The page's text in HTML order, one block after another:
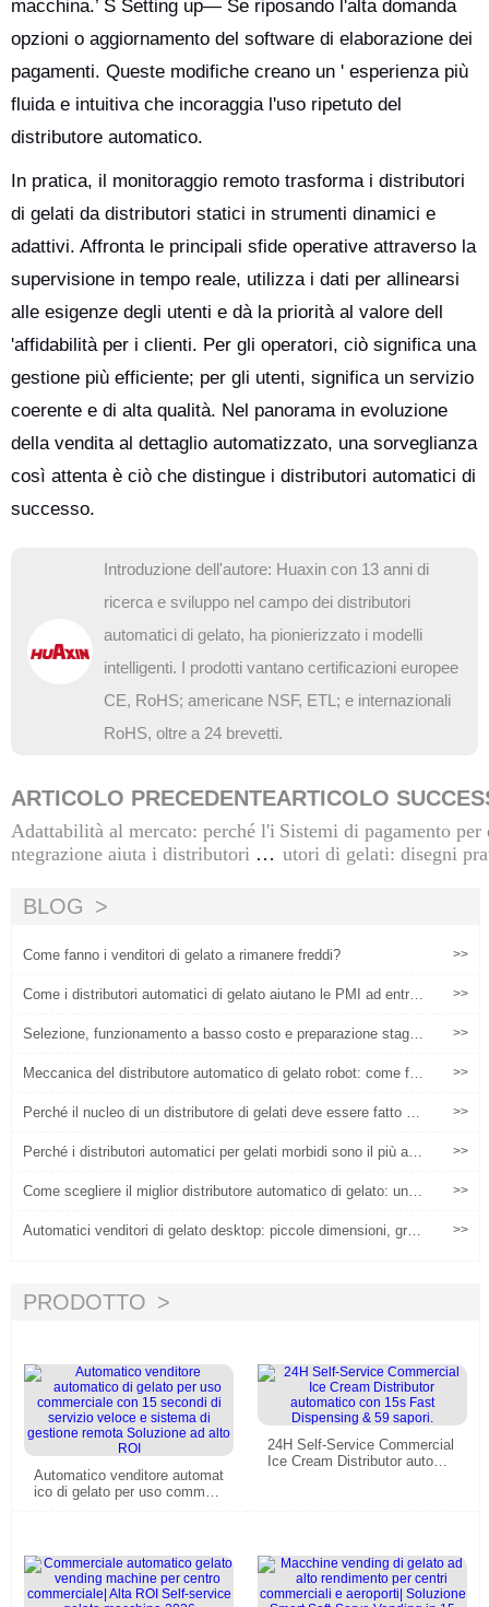
macchina.’ S Setting up— Se riposando l'alta domanda
opzioni o aggiornamento del software di elaborazione dei
pagamenti. Queste modifiche creano un ' esperienza più
fluida e intuitiva che incoraggia l'uso ripetuto del
distributore automatico.
In pratica, il monitoraggio remoto trasforma i distributori
di gelati da distributori statici in strumenti dinamici e
adattivi. Affronta le principali sfide operative attraverso la
supervisione in tempo reale, utilizza i dati per allinearsi
alle esigenze degli utenti e dà la priorità al valore dell
'affidabilità per i clienti. Per gli operatori, ciò significa una
gestione più efficiente; per gli utenti, significa un servizio
coerente e di alta qualità. Nel panorama in evoluzione
della vendita al dettaglio automatizzato, una sorveglianza
così attenta è ciò che distingue i distributori automatici di
successo.
Introduzione dell'autore: Huaxin con 13 anni di
ricerca e sviluppo nel campo dei distributori
automatici di gelato, ha pionierizzato i modelli
intelligenti. I prodotti vantano certificazioni europee
CE, RoHS; americane NSF, ETL; e internazionali
RoHS, oltre a 24 brevetti.
ARTICOLO PRECEDENTE
Adattabilità al mercato: perché l'i
ntegrazione aiuta i distributori au
rtinenti
ARTICOLO
Sistemi di pagamento per
utori di gelati: disegni
BLOG
Come fanno i venditori di gelato a rimanere freddi? >>
Come i distributori automatici di gelato aiutano le PMI ad entrar
>>
Selezione, funzionamento a basso costo e preparazione stagio
>>
Meccanica del distributore automatico di gelato robot: come fu
>>
Perché il nucleo di un distributore di gelati deve essere fatto di
>>
Perché i distributori automatici per gelati morbidi sono il più alto
>>
Come scegliere il miglior distributore automatico di gelato: una
>>
Automatici venditori di gelato desktop: piccole dimensioni, gran
>>
PRODOTTO
Automatico venditore automat
ico di gelato per uso commer
OI
24H Self-Service Commercial
Ice Cream Distributor automat